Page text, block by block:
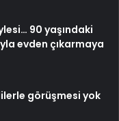
90 yaşındaki
evden çıkarmaya
görüşmesi yok